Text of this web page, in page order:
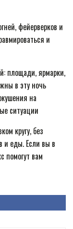
фейерверков и
и
площади, ярмарки,
в эту ночь
на
ситуации
кругу, без
и еды. Если вы в
помогут вам